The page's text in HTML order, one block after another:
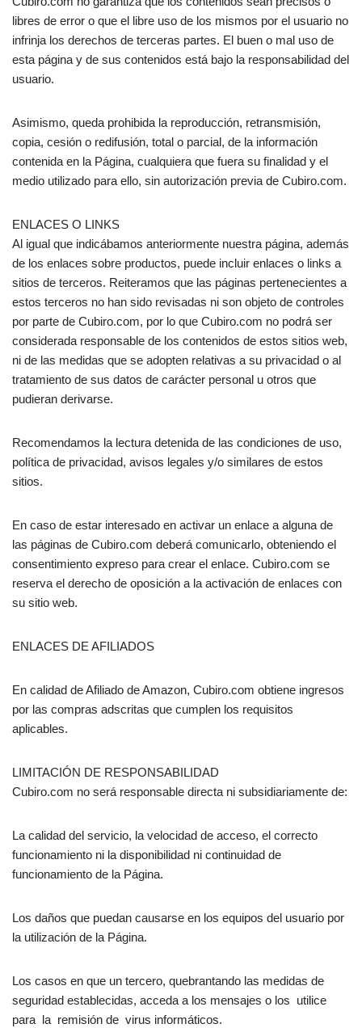
libres de error o que el libre uso de los mismos por el usuario no
infrinja los derechos de terceras partes. El buen o mal uso de
esta página y de sus contenidos está bajo la responsabilidad del
usuario.
Asimismo, queda prohibida la reproducción, retransmisión,
copia, cesión o redifusión, total o parcial, de la información
contenida en la Página, cualquiera que fuera su finalidad y el
medio utilizado para ello, sin autorización previa de Cubiro.com.
ENLACES O LINKS
Al igual que indicábamos anteriormente nuestra página, además
de los enlaces sobre productos, puede incluir enlaces o links a
sitios de terceros. Reiteramos que las páginas pertenecientes a
estos terceros no han sido revisadas ni son objeto de controles
por parte de Cubiro.com, por lo que Cubiro.com no podrá ser
considerada responsable de los contenidos de estos sitios web,
ni de las medidas que se adopten relativas a su privacidad o al
tratamiento de sus datos de carácter personal u otros que
pudieran derivarse.
Recomendamos la lectura detenida de las condiciones de uso,
política de privacidad, avisos legales y/o similares de estos
sitios.
En caso de estar interesado en activar un enlace a alguna de
las páginas de Cubiro.com deberá comunicarlo, obteniendo el
consentimiento expreso para crear el enlace. Cubiro.com se
reserva el derecho de oposición a la activación de enlaces con
su sitio web.
ENLACES DE AFILIADOS
En calidad de Afiliado de Amazon, Cubiro.com obtiene ingresos
por las compras adscritas que cumplen los requisitos
aplicables.
LIMITACIÓN DE RESPONSABILIDAD
Cubiro.com no será responsable directa ni subsidiariamente de:
La calidad del servicio, la velocidad de acceso, el correcto
funcionamiento ni la disponibilidad ni continuidad de
funcionamiento de la Página.
Los daños que puedan causarse en los equipos del usuario por
la utilización de la Página.
Los casos en que un tercero, quebrantando las medidas de
seguridad establecidas, acceda a los mensajes o los utilice
para la remisión de virus informáticos.